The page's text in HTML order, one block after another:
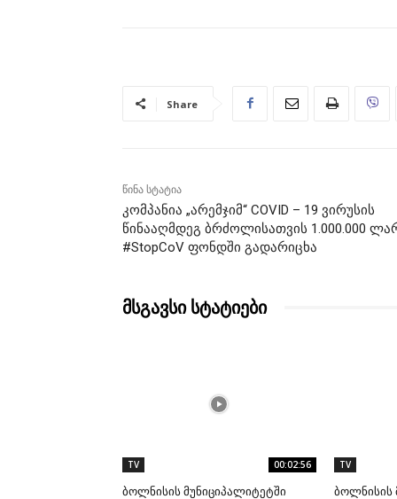
Share
წინა სტატია
კომპანია „არემჯიმ“ COVID – 19 ვირუსის
წინააღმდეგ ბრძოლისათვის 1.000.000
#StopCoV ფონდში გადარიცხა
მსგავსი სტატიები
TV 00:02:56
ბოლნისის მუნიციპალიტეტში
TV
ბოლნისის